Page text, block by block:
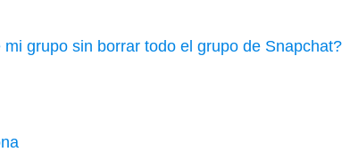
grupo sin borrar todo el grupo de Snapchat?